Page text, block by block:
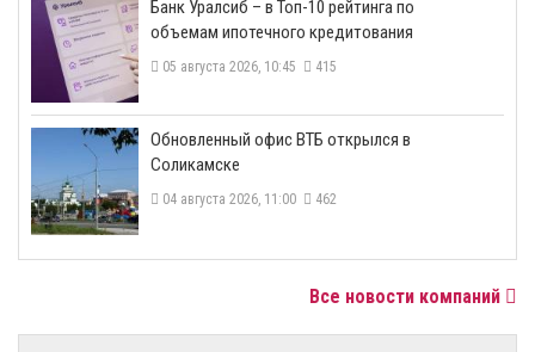
​Банк Уралсиб – в Топ-10 рейтинга по
объемам ипотечного кредитования
05 августа 2026, 10:45 415
​Обновленный офис ВТБ открылся в
Соликамске
04 августа 2026, 11:00 462
Все новости компаний